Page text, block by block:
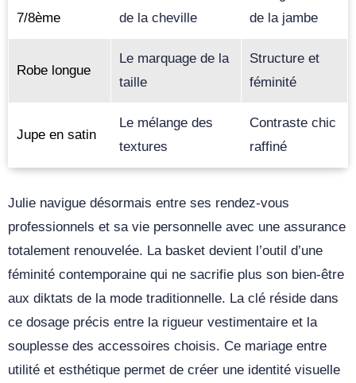
7/8ème
de la cheville
de la jambe
Robe longue
Le marquage de la
taille
Structure et
féminité
Jupe en satin
Le mélange des
textures
Contraste chic
raffiné
Julie navigue désormais entre ses rendez-vous
professionnels et sa vie personnelle avec une assurance
totalement renouvelée. La basket devient l’outil d’une
féminité contemporaine qui ne sacrifie plus son bien-être
aux diktats de la mode traditionnelle. La clé réside dans
ce dosage précis entre la rigueur vestimentaire et la
souplesse des accessoires choisis. Ce mariage entre
utilité et esthétique permet de créer une identité visuelle